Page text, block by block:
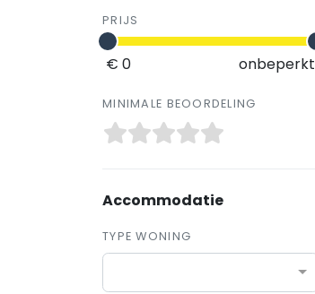
PRIJS
€ 0 onbeperkt
MINIMALE BEOORDELING
Accommodatie
TYPE WONING